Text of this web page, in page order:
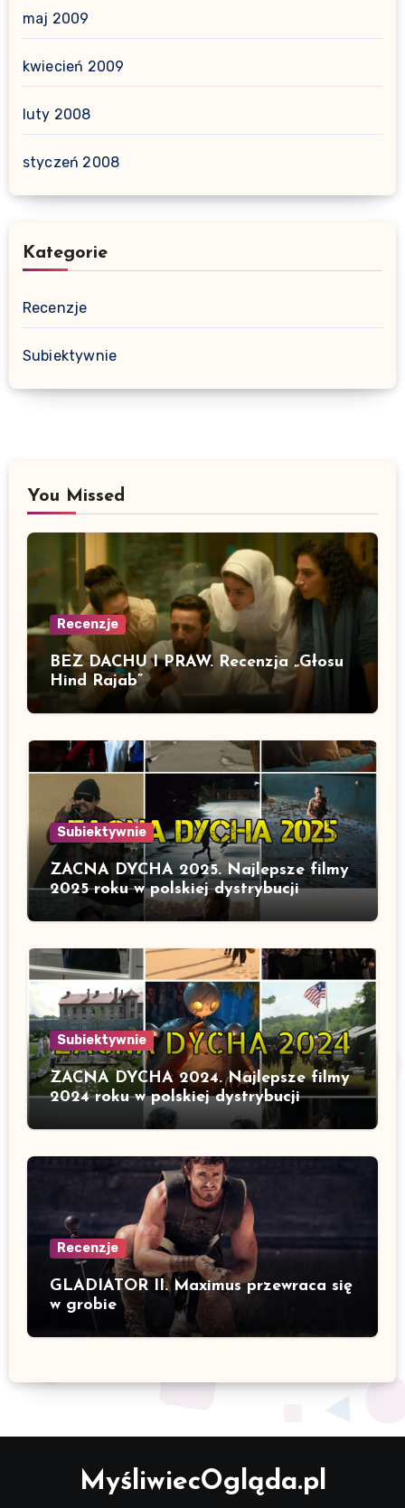
maj 2009
kwiecień 2009
luty 2008
styczeń 2008
Kategorie
Recenzje
Subiektywnie
You Missed
Recenzje
BEZ DACHU I PRAW. Recenzja „Głosu
Hind Rajab”
Subiektywnie
ZACNA DYCHA 2025. Najlepsze filmy
2025 roku w polskiej dystrybucji
Subiektywnie
ZACNA DYCHA 2024. Najlepsze filmy
2024 roku w polskiej dystrybucji
Recenzje
GLADIATOR II. Maximus przewraca się
w grobie
MyśliwiecOgląda.pl